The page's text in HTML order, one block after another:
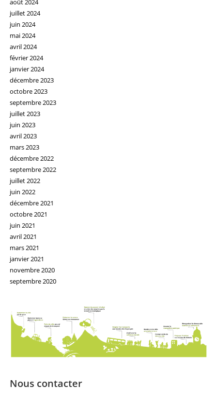
août 2024
juillet 2024
juin 2024
mai 2024
avril 2024
février 2024
janvier 2024
décembre 2023
octobre 2023
septembre 2023
juillet 2023
juin 2023
avril 2023
mars 2023
décembre 2022
septembre 2022
juillet 2022
juin 2022
décembre 2021
octobre 2021
juin 2021
avril 2021
mars 2021
janvier 2021
novembre 2020
septembre 2020
Nous contacter